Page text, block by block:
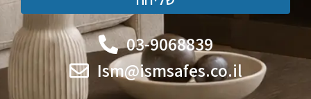
03-9068839
Ism@ismsafes.co.il